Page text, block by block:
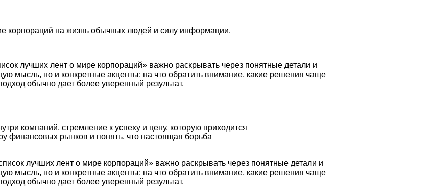
корпораций на жизнь обычных людей и силу информации.
лучших лент о мире корпораций» важно раскрывать через понятные детали и
мысль, но и конкретные акценты: на что обратить внимание, какие решения чаще
обычно дает более уверенный результат.
компаний, стремление к успеху и цену, которую приходится
финансовых рынков и понять, что настоящая борьба
лучших лент о мире корпораций» важно раскрывать через понятные детали и
мысль, но и конкретные акценты: на что обратить внимание, какие решения чаще
обычно дает более уверенный результат.